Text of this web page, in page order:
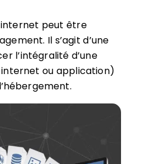
internet peut être
Il s’agit d’une
l’intégralité d’une
ou application)